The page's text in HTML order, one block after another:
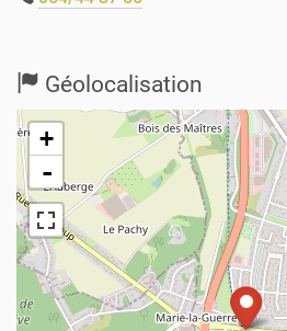
Géolocalisation
+
-